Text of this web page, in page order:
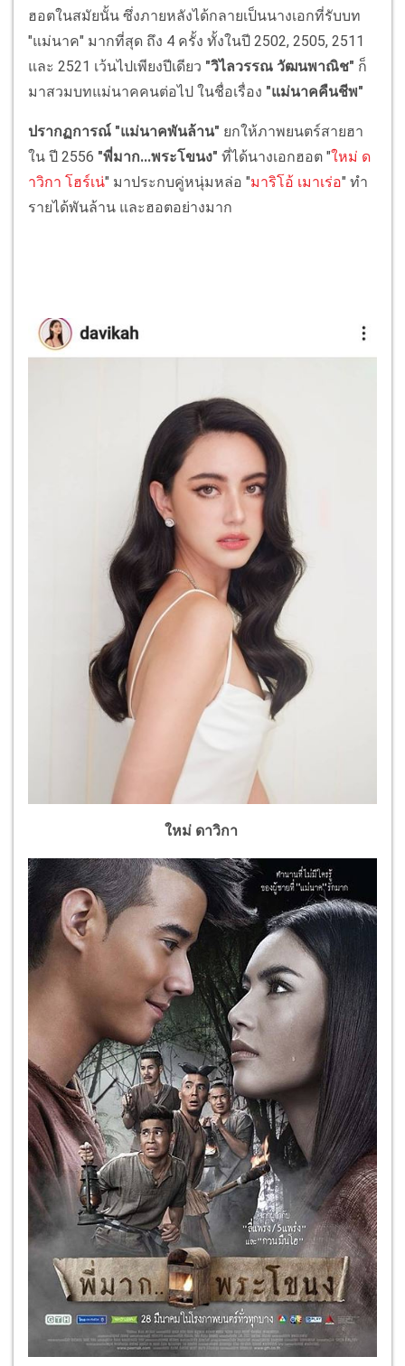
ฮอตในสมัยนั้น ซึ่งภายหลังได้กลายเป็นนางเอกที่รับบท
"แม่นาค" มากที่สุด ถึง 4 ครั้ง ทั้งในปี 2502, 2505, 2511
และ 2521 เว้นไปเพียงปีเดียว "วิไลวรรณ วัฒนพาณิช" ก็
มาสวมบทแม่นาคคนต่อไป ในชื่อเรื่อง "แม่นาคคืนชีพ"
ปรากฏการณ์ "แม่นาคพันล้าน" ยกให้ภาพยนตร์สายฮา
ใน ปี 2556 "พี่มาก...พระโขนง" ที่ได้นางเอกฮอต "ใหม่ ด
าวิกา โฮร์เน่" มาประกบคู่หนุ่มหล่อ "มาริโอ้ เมาเร่อ" ทำ
รายได้พันล้าน และฮอตอย่างมาก
ใหม่ ดาวิกา